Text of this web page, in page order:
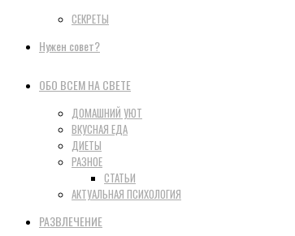
СЕКРЕТЫ
Нужен совет?
ОБО ВСЕМ НА СВЕТЕ
ДОМАШНИЙ УЮТ
ВКУСНАЯ ЕДА
ДИЕТЫ
РАЗНОЕ
СТАТЬИ
АКТУАЛЬНАЯ ПСИХОЛОГИЯ
РАЗВЛЕЧЕНИЕ